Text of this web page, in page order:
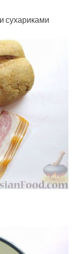
сухариками